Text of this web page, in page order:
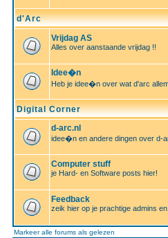
d'Arc
Vrijdag AS
Alles over aanstaande vrijdag !!
Idee�n
Heb je idee�n over wat d'arc
Digital Corner
d-arc.nl
idee�n en andere dingen over d-
Computer stuff
je Hard- en Software posts hier!
Feedback
zeik hier op je prachtige admins
Markeer alle forums als gelezen